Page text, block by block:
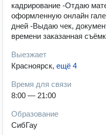
кадрирование -Отдаю
оформленную онлайн
дней -Выдаю чек,
времени заказанная
Выезжает
Красноярск, ещё 4
Время для связи
8:00 — 21:00
Образование
СибГау